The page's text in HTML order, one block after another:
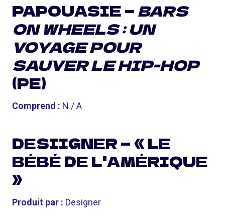
PAPOUASIE — BARS
ON WHEELS : UN
VOYAGE POUR
SAUVER LE HIP-HOP
(PE)
Comprend : N / A
DESIIGNER — « LE
BÉBÉ DE L'AMÉRIQUE
»
Produit par : Designer